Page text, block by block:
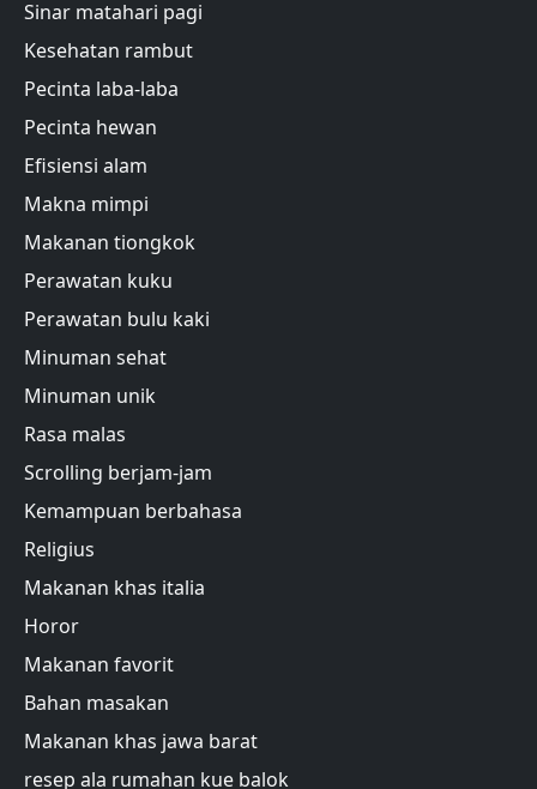
Sinar matahari pagi
Kesehatan rambut
Pecinta laba-laba
Pecinta hewan
Efisiensi alam
Makna mimpi
Makanan tiongkok
Perawatan kuku
Perawatan bulu kaki
Minuman sehat
Minuman unik
Rasa malas
Scrolling berjam-jam
Kemampuan berbahasa
Religius
Makanan khas italia
Horor
Makanan favorit
Bahan masakan
Makanan khas jawa barat
resep ala rumahan kue balok